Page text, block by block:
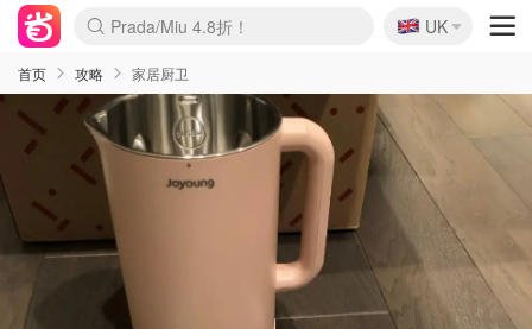
麦卢卡蜂蜜夏促！个位数！
Prada/Miu 4.8折！
啥？必胜客披萨5折！
🇬🇧
UK
首页 攻略 家居厨卫